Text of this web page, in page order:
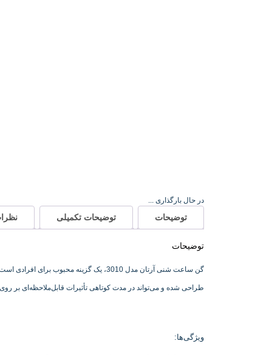
در حال بارگذاری ...
توضیحات توضیحات تکمیلی
توضیحات
گن ساعت شنی آرتان مدل 3010، یک
طراحی شده و می‌تواند در مدت کوتاهی تأثیرات قابل‌ملاحظه‌ای بر
ویژگی‌ها: